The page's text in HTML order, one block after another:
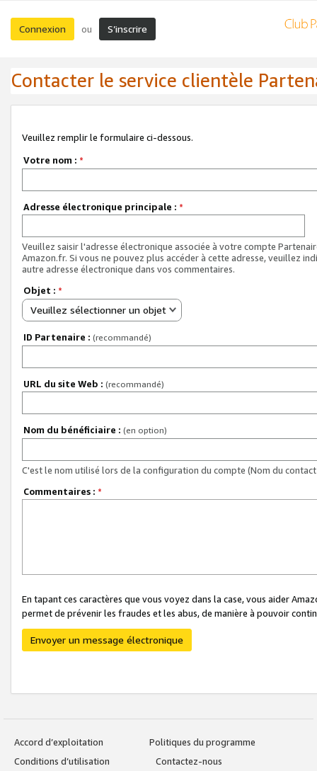
Connexion ou S’inscrire
Contacter le service clientèle
Veuillez remplir le formulaire ci-dessous.
Votre nom : *
Adresse électronique principale : *
Veuillez saisir l'adresse électronique associée à votre compte
Amazon.fr. Si vous ne pouvez plus accéder à cette adresse, veuillez
autre adresse électronique dans vos commentaires.
Objet : *
Veuillez sélectionner un objet
ID Partenaire : (recommandé)
URL du site Web : (recommandé)
Nom du bénéficiaire : (en option)
C'est le nom utilisé lors de la configuration du compte (Nom du
Commentaires : *
En tapant ces caractères que vous voyez dans la case, vous aider
permet de prévenir les fraudes et les abus, de manière à pouvoir
Envoyer un message électronique
Accord d’exploitation
Politiques du programme
Conditions d’utilisation
Contactez-nous